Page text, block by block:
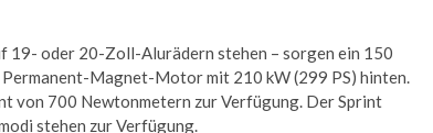
19- oder 20-Zoll-Alurädern stehen – sorgen ein 150
Magnet-Motor mit 210 kW (299 PS) hinten.
von 700 Newtonmetern zur Verfügung. Der Sprint
stehen zur Verfügung.